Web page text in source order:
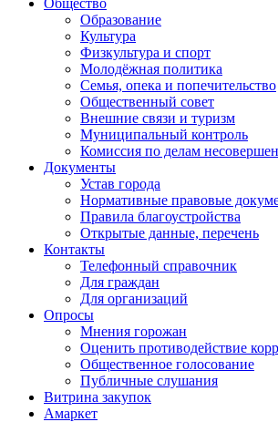
Общество
Образование
Культура
Физкультура и спорт
Молодёжная политика
Семья, опека и попечительство
Общественный совет
Внешние связи и туризм
Муниципальный контроль
Комиссия по делам
Документы
Устав города
Нормативные правовые
Правила благоустройства
Открытые данные, перечень
Контакты
Телефонный справочник
Для граждан
Для организаций
Опросы
Мнения горожан
Оценить противодействие
Общественное голосование
Публичные слушания
Витрина закупок
Амаркет